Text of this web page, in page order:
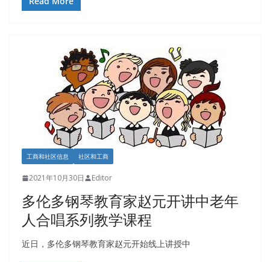
工商和社区信息 社区和工商
2021年10月30日 Editor
多伦多钢琴教育家赵元开讲中老年
人合唱系列教学课程
近日，多伦多钢琴教育家赵元开始线上讲授中